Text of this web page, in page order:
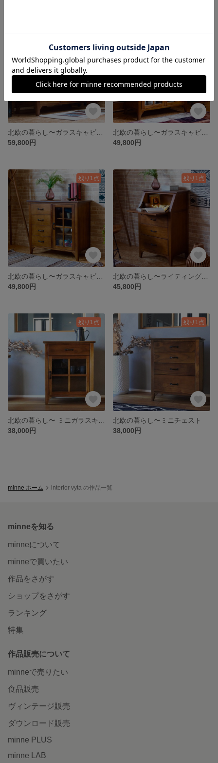
残り1点
59,800円
残り1点
49,800円
残り1点
49,800円
残り1点
45,800円
残り1点
38,000円
残り1点
北欧の暮らし〜ミニチェスト
38,000円
minne ホーム interior vyta の作品一覧
minneを知る
minneについて
minneで買いたい
作品をさがす
ショップをさがす
ランキング
特集
作品販売について
minneで売りたい
食品販売
ヴィンテージ販売
ダウンロード販売
minne PLUS
minne LAB